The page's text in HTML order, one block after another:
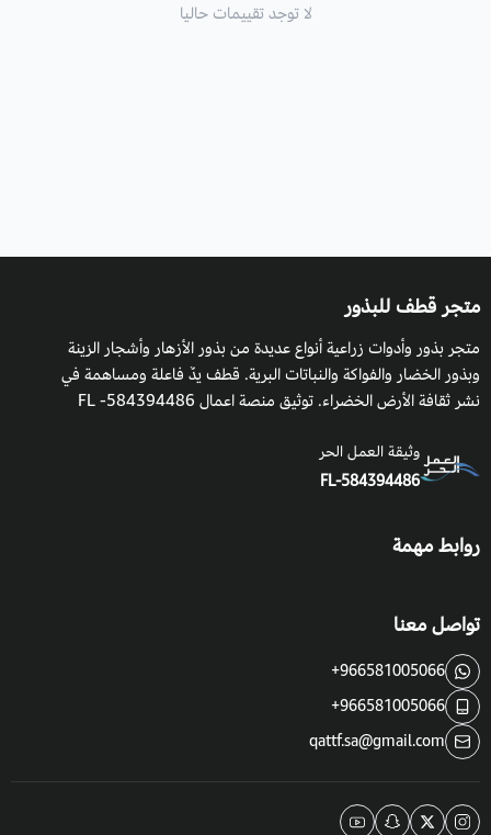
لا توجد تقييمات حاليا
متجر قطف للبذور
متجر بذور وأدوات زراعية أنواع عديدة من بذور الأزهار وأشجار الزينة
وبذور الخضار والفواكة والنباتات البرية. قطف يدٌ فاعلة ومساهمة في
نشر ثقافة الأرض الخضراء. توثيق منصة اعمال 584394486- FL
وثيقة العمل الحر
FL-584394486
روابط مهمة
تواصل معنا
+966581005066
+966581005066
qattf.sa@gmail.com